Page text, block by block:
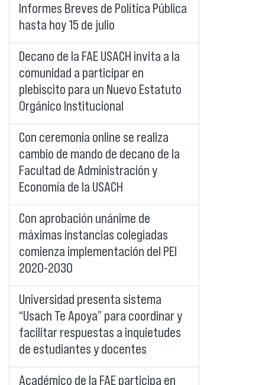
Informes Breves de Política Pública
hasta hoy 15 de julio
Decano de la FAE USACH invita a la
comunidad a participar en
plebiscito para un Nuevo Estatuto
Orgánico Institucional
Con ceremonia online se realiza
cambio de mando de decano de la
Facultad de Administración y
Economía de la USACH
Con aprobación unánime de
máximas instancias colegiadas
comienza implementación del PEI
2020-2030
Universidad presenta sistema
“Usach Te Apoya” para coordinar y
facilitar respuestas a inquietudes
de estudiantes y docentes
Académico de la FAE participa en